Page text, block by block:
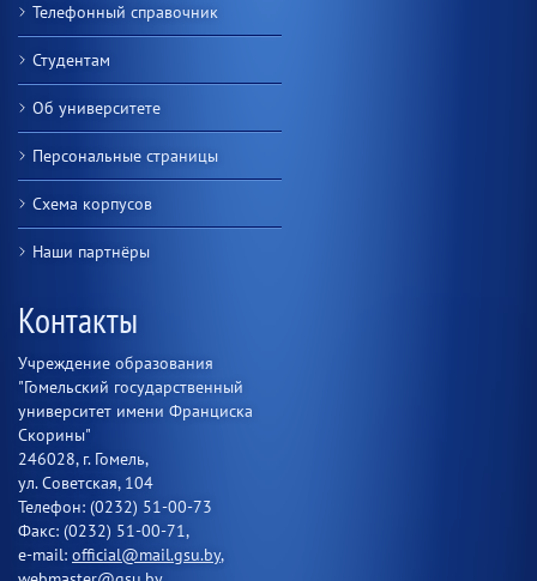
Телефонный справочник
Студентам
Об университете
Персональные страницы
Схема корпусов
Наши партнёры
Контакты
Учреждение образования
"Гомельский государственный
университет имени Франциска
Скорины"
246028, г. Гомель,
ул. Советская, 104
Телефон: (0232) 51-00-73
Факс: (0232) 51-00-71,
e-mail: official@mail.gsu.by,